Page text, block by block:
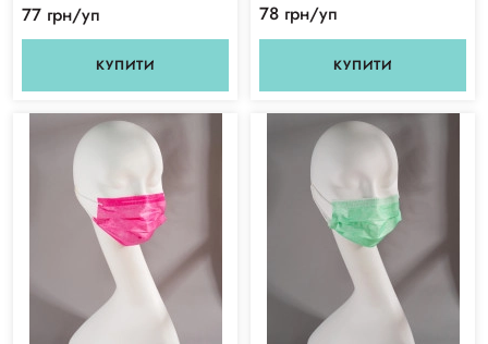
77 грн/уп
КУПИТИ
78 грн/уп
КУПИТИ